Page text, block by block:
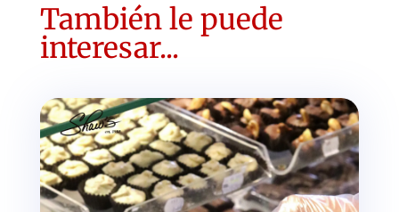
También le puede
interesar...